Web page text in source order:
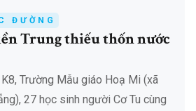
ĐƯỜNG
Trung thiếu thốn nước
Trường Mẫu giáo Hoạ Mi (xã
27 học sinh người Cơ Tu cùng